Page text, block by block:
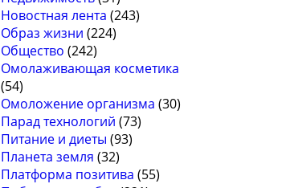
Новостная лента (243)
Образ жизни (224)
Общество (242)
Омолаживающая косметика
(54)
Омоложение организма (30)
Парад технологий (73)
Питание и диеты (93)
Планета земля (32)
Платформа позитива (55)